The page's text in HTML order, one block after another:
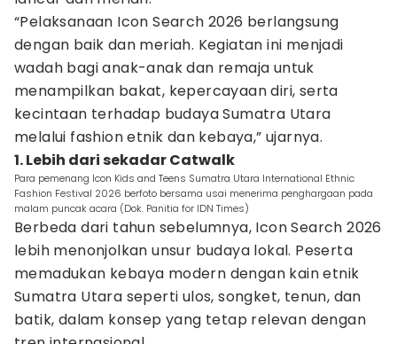
“Pelaksanaan Icon Search 2026 berlangsung
dengan baik dan meriah. Kegiatan ini menjadi
wadah bagi anak-anak dan remaja untuk
menampilkan bakat, kepercayaan diri, serta
kecintaan terhadap budaya Sumatra Utara
melalui fashion etnik dan kebaya,” ujarnya.
1. Lebih dari sekadar Catwalk
Para pemenang Icon Kids and Teens Sumatra Utara International Ethnic
Fashion Festival 2026 berfoto bersama usai menerima penghargaan pada
malam puncak acara (Dok. Panitia for IDN Times)
Berbeda dari tahun sebelumnya, Icon Search 2026
lebih menonjolkan unsur budaya lokal. Peserta
memadukan kebaya modern dengan kain etnik
Sumatra Utara seperti ulos, songket, tenun, dan
batik, dalam konsep yang tetap relevan dengan